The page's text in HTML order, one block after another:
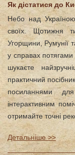
Як дістатися до
Небо над
своїх. Щотижня
Угорщини, Румунії
у справах
шукаєте
практичний
посиланнями
інтерактивним
отримайте точні
Детальніше >>